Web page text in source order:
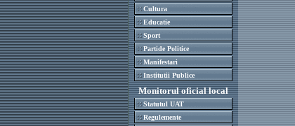
Cultura
Educatie
Sport
Partide Politice
Manifestari
Institutii Publice
Monitorul oficial local
Statutul UAT
Regulemente